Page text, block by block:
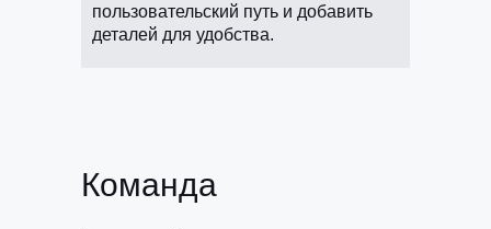
пользовательский путь и добавить
деталей для удобства.
Команда